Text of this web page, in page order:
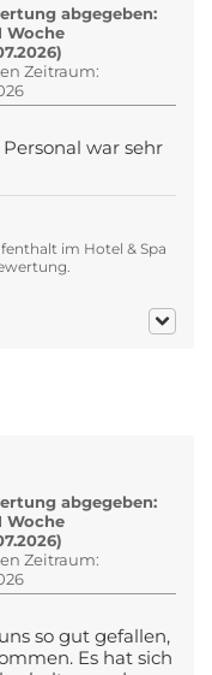
abgegeben:
Woche
Zeitraum:
war sehr
im Hotel & Spa
abgegeben:
Woche
Zeitraum:
so gut gefallen,
Es hat sich